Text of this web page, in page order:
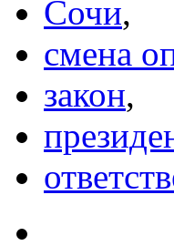
Сочи,
смена
закон,